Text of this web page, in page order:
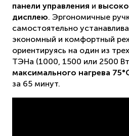
панели управления и
дисплею. Эргономичные
самостоятельно
экономный и комфортный
ориентируясь на один из
ТЭНа (1000, 1500 или 2500
максимального нагрева
за 65 минут.